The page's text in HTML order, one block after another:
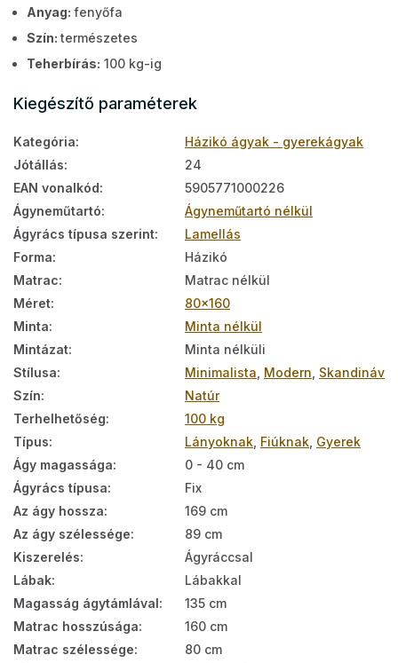
Anyag: fenyőfa
Szín: természetes
Teherbírás: 100 kg-ig
Kiegészítő paraméterek
Kategória:
Házikó ágyak - gyerekágyak
Jótállás:
24
EAN vonalkód:
5905771000226
Ágyneműtartó:
Ágyneműtartó nélkül
Ágyrács típusa szerint:
Lamellás
Forma:
Házikó
Matrac:
Matrac nélkül
Méret:
80x160
Minta:
Minta nélkül
Mintázat:
Minta nélküli
Stílusa: Minimalista Modern Skandináv
Szín:
Natúr
Terhelhetőség:
100 kg
Típus: Lányoknak Fiúknak Gyerek
Ágy magassága:
0 - 40 cm
Ágyrács típusa:
Fix
Az ágy hossza:
169 cm
Az ágy szélessége:
89 cm
Kiszerelés:
Ágyráccsal
Lábak:
Lábakkal
Magasság ágytámlával:
135 cm
Matrac hosszúsága:
160 cm
Matrac szélessége:
80 cm